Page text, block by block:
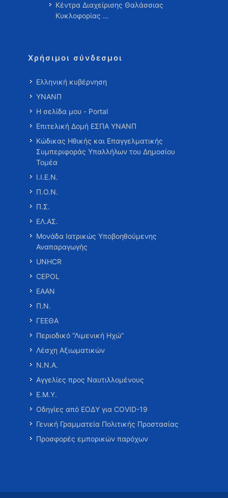
Κέντρα Διαχείρισης Θαλάσσιας
Κυκλοφορίας …
Χρήσιμοι σύνδεσμοι
Ελληνική κυβέρνηση
ΥΝΑΝΠ
Η σελίδα μου - Portal
Επιτελική Δομή ΕΣΠΑ ΥΝΑΝΠ
Κώδικας Ηθικής και Επαγγελματικής
Συμπεριφοράς Υπαλλήλων του Δημοσίου
Τομέα
Ι.Ι.Ε.Ν.
Π.Ο.Ν.
Π.Σ.
ΕΛ.ΑΣ.
Μονάδα Ιατρικώς Υποβοηθούμενης
Αναπαραγωγής
UNHCR
CEPOL
ΕΑΑΝ
Π.Ν.
ΓΕΕΘΑ
Περιοδικό “Λιμενική Ηχώ”
Λέσχη Αξιωματικών
Ν.Ν.Α.
Αγγελίες προς Ναυτιλλομένους
Ε.Μ.Υ.
Οδηγίες από ΕΟΔΥ για COVID-19
Γενική Γραμματεία Πολιτικής Προστασίας
Προσφορές εμπορικών παρόχων